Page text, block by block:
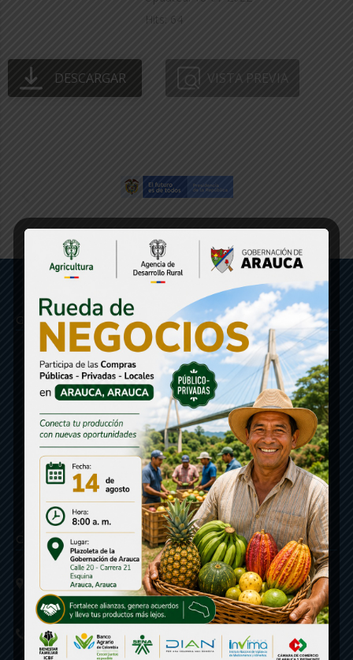
Hits: 64
DESCARGAR VISTA PREVIA
Gobernación de Arauca
Contáctenos
Calle 20 - Carrera 21 Esquina
Código postal 810001
Linea de Servicio a la Ciudadania: 57- 6078851946
Linea Anticorrupción: 607885 3374